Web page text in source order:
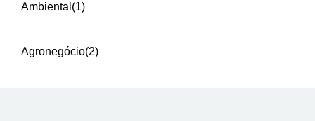
Ambiental (1)
Agronegócio(2)